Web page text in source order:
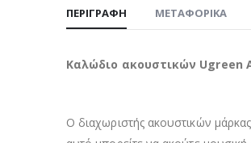
ΠΕΡΙΓΡΑΦΉ ΜΕΤΑΦΟΡΙΚΆ
Καλώδιο ακουστικών Ugreen
Ο διαχωριστής ακουστικών μάρκας